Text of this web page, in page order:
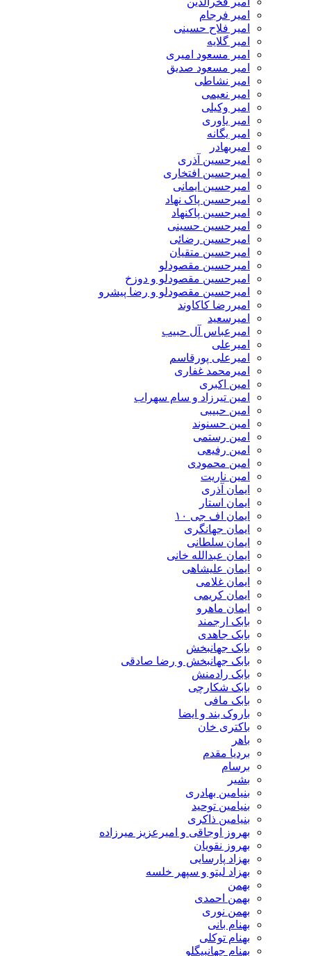
امیر فرجام
امیر فلاح حسینی
امیر گلایه
امیر مسعود امیری
امیر مسعود صدیق
امیر نشاطی
امیر نعیمی
امیر وکیلی
امیر یاوری
امیر یگانه
امیربهادر
امیرحسین آذری
امیرحسین افتخاری
امیرحسین ایمانی
امیرحسین پاک نهاد
امیرحسین پاکنهاد
امیرحسین حسینی
امیرحسین رضائی
امیرحسین متقیان
امیرحسین مقصودلو
امیرحسین مقصودلو و دوزخ
امیرحسین مقصودلو و رضا پیشرو
امیررضا کاکاوند
امیرسعید
امیرعباس آل حبیب
امیرعلی
امیرعلی پورقاسم
امیرمحمد غفاری
امین اکبری
امین تیرزاد و سام سهراب
امین حبیبی
امین حسنوند
امین رستمی
امین رفیعی
امین محمودی
امین ناریت
ایمان آذری
ایمان استار
ایمان اف جی ۱۰
ایمان جهانگری
ایمان سلطانی
ایمان عبدالله خانی
ایمان علیشاهی
ایمان غلامی
ایمان کریمی
ایمان ماهرو
بابک ارجمند
بابک جاهدی
بابک جهانبخش
بابک جهانبخش و رضا صادقی
بابک رادمنش
بابک شکارچی
بابک مافی
باروک بند و ایضا
باکتری خان
باهر
بردیا مقدم
برسام
بشیر
بنیامین بهادری
بنیامین توحید
بنیامین ذاکری
بهروز اوجاقی و امیرعزیز میرزاده
بهروز نقویان
بهزاد پارسایی
بهزاد لیتو و سپهر خلسه
بهمن
بهمن احمدی
بهمن نوری
بهنام بانی
بهنام توکلی
بهنام جهانبیگلو